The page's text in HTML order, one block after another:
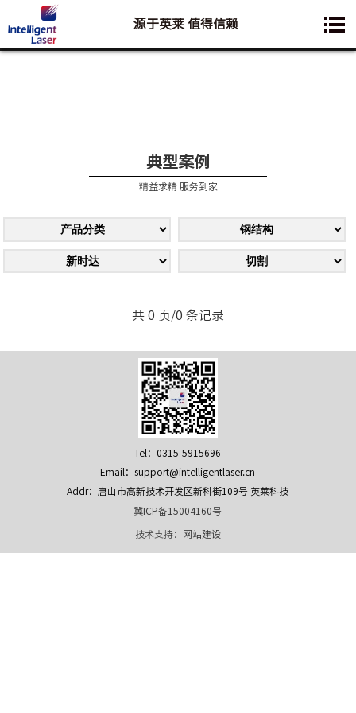
您想要了解的业务是:
源于英莱 值得信赖
典型案例
精益求精 服务到家
共 0 页/0 条记录
Tel：0315-5915696
Email：support@intelligentlaser.cn
Addr：唐山市高新技术开发区新科街109号 英莱科技
冀ICP备15004160号
技术支持： 网站建设